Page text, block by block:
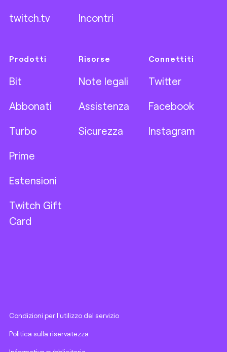
twitch.tv Incontri
Prodotti
Bit
Abbonati
Turbo
Prime
Estensioni
Twitch Gift
Card
Risorse
Note legali
Assistenza
Sicurezza
Connettiti
Twitter
Facebook
Instagram
Condizioni per l'utilizzo del servizio
Politica sulla riservatezza